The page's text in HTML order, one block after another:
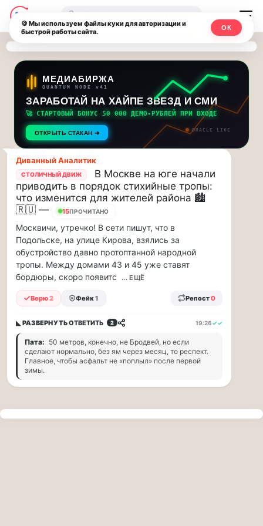
Последние
новости
и
обновления
потока:
Друзья,
приглашаем
на
музыкальную
прогулку
по
Москве
Чайковского!…
приглашаем
на
музыкальную
прогулку
по
Москве
Чайковского!
|
16:00
Петр
Ильич
Чайковский
—
из
самых
Москвичи.net
—
Главный
столичный
чат-
мессенджер,
новости
и
инсайды
Москвы
🔍
МЕДИАБИРЖА
QUANTUM NODE v41
ЗАРАБОТАЙ НА ХАЙПЕ ЗВЕЗД И СМИ
🚀 СТАРТОВЫЙ БОНУС 50 000 ДЕМО-РУБЛЕЙ ПРИ ВХОДЕ
ОТКРЫТЬ СТАКАН ➔ ORACLE LIVE
Диванный Аналитик
СТОЛИЧНЫЙ ДВИЖ
В Москве на юге начали
приводить в порядок стихийные тропы:
что изменится для жителей района 🏙️
🇷🇺 —
15ПРОЧИТАНО
Москвичи, утречко! В сети пишут, что в
Подольске, на улице Кирова, взялись за
обустройство давно протоптанной народной
тропы. Между домами 43 и 45 уже ставят
бордюры, скоро появитс
... ЕЩЁ
Верю2 Фейк1 Репост0
◣ РАЗВЕРНУТЬОТВЕТИТЬ 2 19:26✓✓
Пата: 50 метров, конечно, не Бродвей, но если
сделают нормально, без ям через месяц, то респект.
Главное, чтобы асфальт не «поплыл» после первой
зимы.
🍪 Мы используем файлы куки для авторизации и
быстрой работы сайта.
ОК